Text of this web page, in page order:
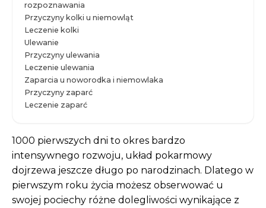
rozpoznawania
Przyczyny kolki u niemowląt
Leczenie kolki
Ulewanie
Przyczyny ulewania
Leczenie ulewania
Zaparcia u noworodka i niemowlaka
Przyczyny zaparć
Leczenie zaparć
1000 pierwszych dni to okres bardzo
intensywnego rozwoju, układ pokarmowy
dojrzewa jeszcze długo po narodzinach. Dlatego w
pierwszym roku życia możesz obserwować u
swojej pociechy różne dolegliwości wynikające z